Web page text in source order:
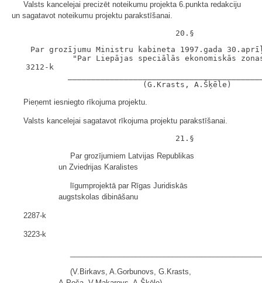
Valsts kancelejai precizēt noteikumu projekta 6.punkta redakciju
un sagatavot noteikumu projektu parakstīšanai.
Par grozījumu Ministru kabineta 1997.gada
"Par Liepājas speciālās ekonomiskās
3212-k
Pieņemt iesniegto rīkojuma projektu.
Valsts kancelejai sagatavot rīkojuma projektu parakstīšanai.
Par grozījumiem Latvijas Republikas
un Zviedrijas Karalistes
līgumprojektā par Rīgas Juridiskās
augstskolas dibināšanu
2287-k
3223-k
(V.Birkavs, A.Gorbunovs, G.Krasts,